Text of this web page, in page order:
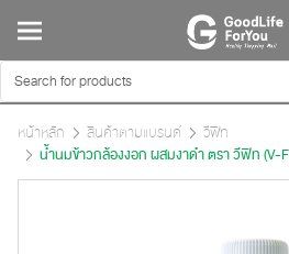
หน้าหลัก สินค้าตามแบรนด์
วีฟิท
น้ำนมข้าวกล้องงอก ผสมงาดำ ตรา วีฟิท (V-